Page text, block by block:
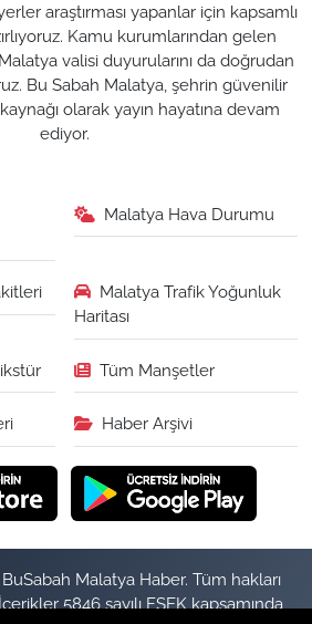
araştırması yapanlar için kapsamlı
Kamu kurumlarından gelen
valisi duyurularını da doğrudan
Bu Sabah Malatya, şehrin güvenilir
olarak yayın hayatına devam
ediyor.
Malatya Hava Durumu
Malatya Trafik Yoğunluk
Haritası
Tüm Manşetler
Haber Arşivi
Malatya Haber. Tüm hakları
İçerikler 5846 sayılı FSEK kapsamında